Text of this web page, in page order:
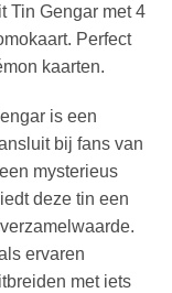
Tin Gengar met 4
Perfect
kaarten.
is een
bij fans van
mysterieus
deze tin een
ervaren
met iets